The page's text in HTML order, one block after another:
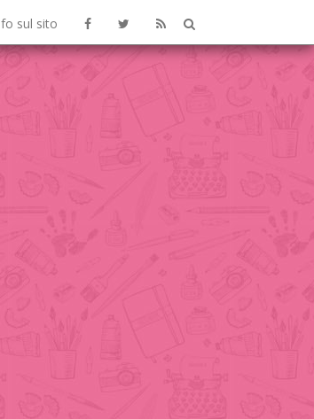
sul sito